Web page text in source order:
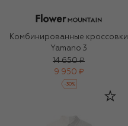
Комбинированные кроссовки
Yamano 3
14 650 ₽
9 950 ₽
-30%